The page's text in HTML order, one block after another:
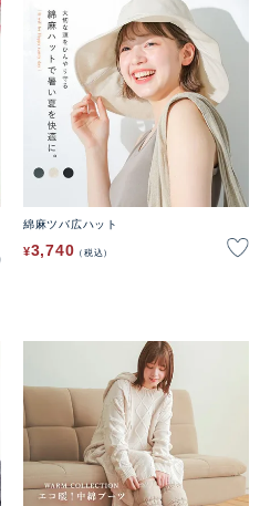
綿麻ツバ広ハット
¥3,740 税込